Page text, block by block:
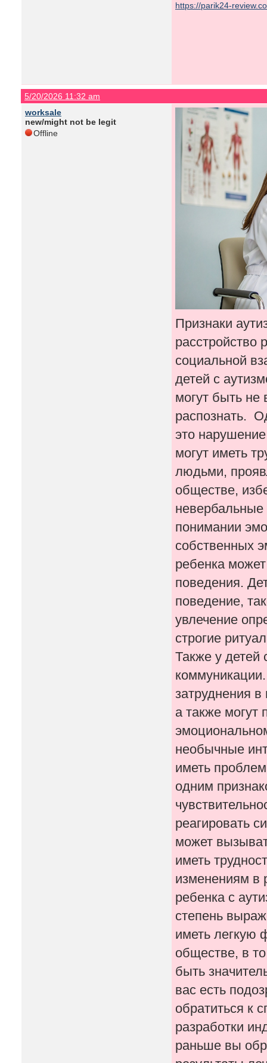
https://parik24-
5/20/2026 11:32 am
worksale
new/might not be legit
Offline
Признаки
расстройство
социальной
детей с
могут быть не
распознать.
это
могут иметь
людьми,
обществе,
невербальные
понимании
собственных
ребенка
поведения.
поведение,
увлечение
строгие
Также у детей
затруднения
а также
необычные
иметь
одним
реагировать
может
иметь
изменениям в
ребенка с
степень
иметь легкую
обществе, в
быть
вас есть
обратиться к
разработки
раньше вы